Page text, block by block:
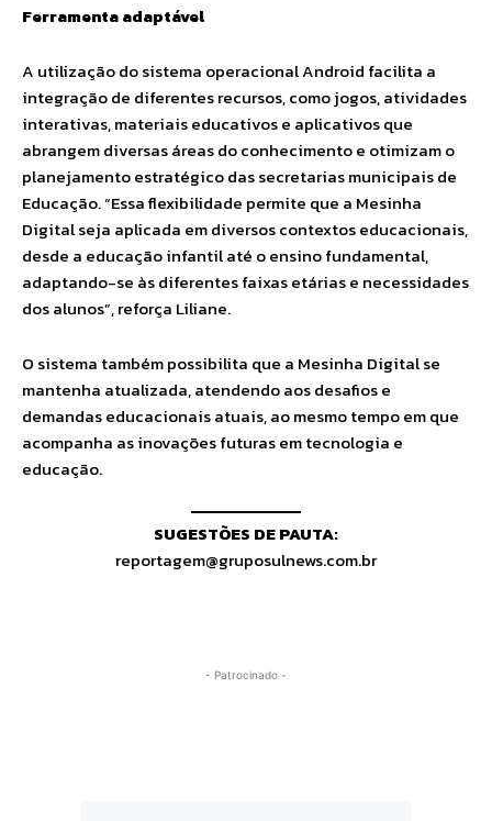
Ferramenta adaptável
A utilização do sistema operacional Android facilita a
integração de diferentes recursos, como jogos, atividades
interativas, materiais educativos e aplicativos que
abrangem diversas áreas do conhecimento e otimizam o
planejamento estratégico das secretarias municipais de
Educação. “Essa flexibilidade permite que a Mesinha
Digital seja aplicada em diversos contextos educacionais,
desde a educação infantil até o ensino fundamental,
adaptando-se às diferentes faixas etárias e necessidades
dos alunos”, reforça Liliane.
O sistema também possibilita que a Mesinha Digital se
mantenha atualizada, atendendo aos desafios e
demandas educacionais atuais, ao mesmo tempo em que
acompanha as inovações futuras em tecnologia e
educação.
SUGESTÕES DE PAUTA:
reportagem@gruposulnews.com.br
- Patrocinado -